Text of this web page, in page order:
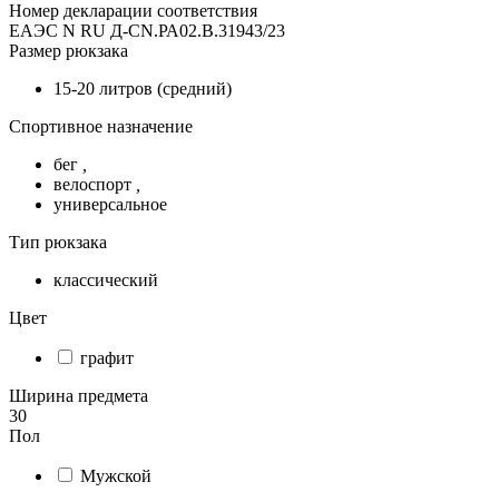
Номер декларации соответствия
ЕАЭС N RU Д-CN.РА02.В.31943/23
Размер рюкзака
15-20 литров (средний)
Спортивное назначение
бег
велоспорт
универсальное
Тип рюкзака
классический
Цвет
графит
Ширина предмета
30
Пол
Мужской